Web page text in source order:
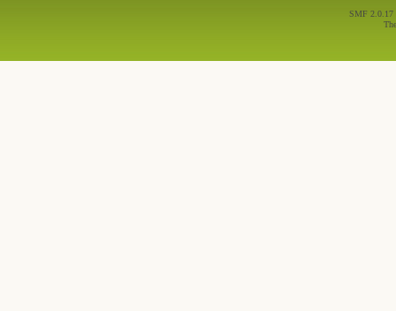
SMF 2.0.17